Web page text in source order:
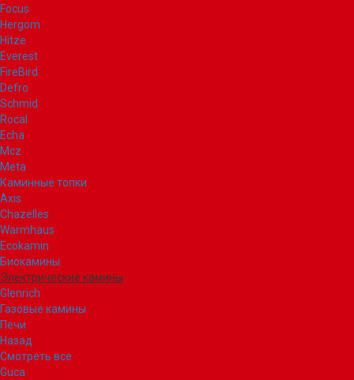
Focus
Hergom
Hitze
Everest
FireBird
Defro
Schmid
Rocal
Echa
Mcz
Meta
Каминные топки
Axis
Chazelles
Warmhaus
Ecokamin
Биокамины
Электрические камины
Glenrich
Газовые камины
Печи
Назад
Смотреть все
Guca